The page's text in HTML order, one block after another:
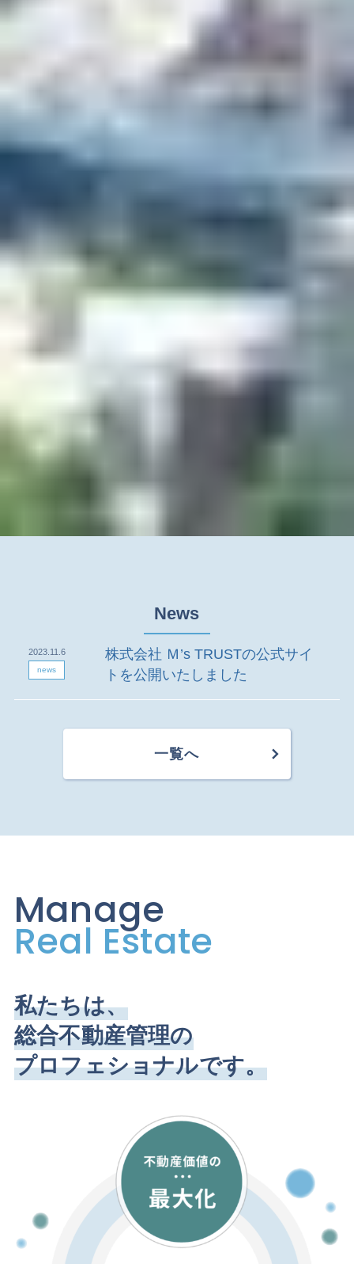
News
2023.11.6
news
株式会社 Ｍ’s TRUSTの公式サイ
トを公開いたしました
一覧へ
Manage
Real Estate
私たちは、
総合不動産管理の
プロフェショナルです。